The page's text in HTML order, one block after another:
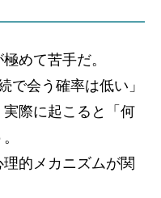
めて苦手だ。
で会う確率は低い」
際に起こると「何
的メカニズムが関